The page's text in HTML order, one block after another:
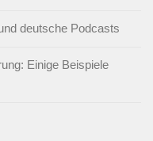
deutsche Podcasts
Einige Beispiele